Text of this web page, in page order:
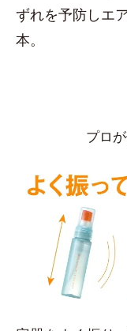
ずれを予防しエ
本。
プロ